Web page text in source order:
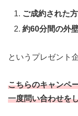
ご成約された
約60分間の外
というプレゼント
こちらのキャンペ
一度問い合わせを